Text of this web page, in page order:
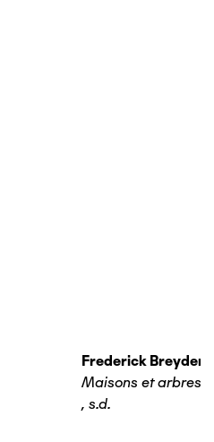
Frederick Breydert
Maisons et arbres
, s.d.